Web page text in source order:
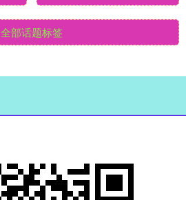
全部话题标签